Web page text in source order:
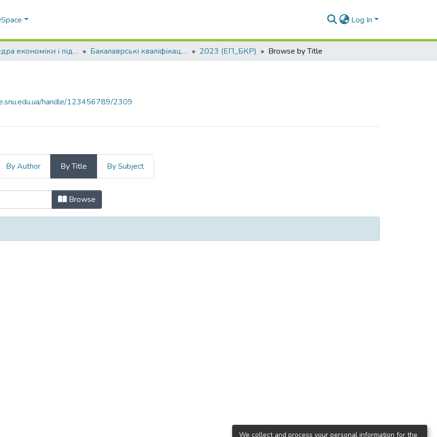
Log In
Кафедра економіки і підприємництва (ЕП) Бакалаврські кваліфікаційні роботи 2023 (ЕП_БКР) Browse by Title
handle/123456789/2309
By Author By Title By Subject
Title Browse
We collect and process your personal information for the